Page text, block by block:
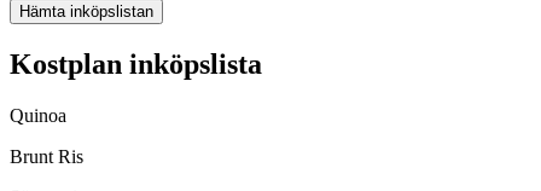
Hämta inköpslistan
Kostplan inköpslista
Quinoa
Brunt Ris